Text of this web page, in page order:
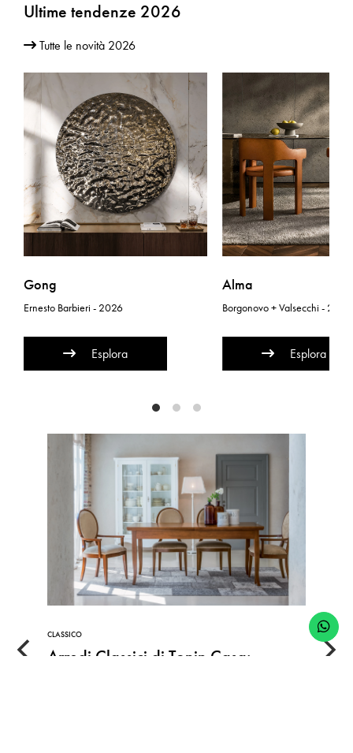
Ultime tendenze 2026
Tutte le novità 2026
Gong
Ernesto Barbieri - 2026
Esplora
Alma
Borgonovo + Valsecchi - 2026
Esplora
CLASSICO
Arredi Classici di Tonin Casa: